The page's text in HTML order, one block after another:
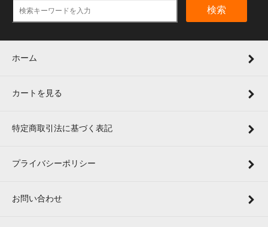
検索
ホーム
カートを見る
特定商取引法に基づく表記
プライバシーポリシー
お問い合わせ